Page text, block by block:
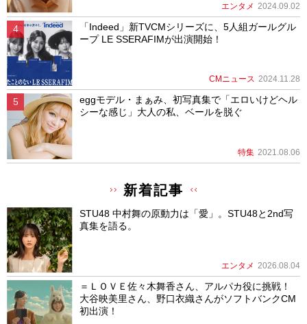
エンタメ 2024.09.02
「Indeed」新TVCMシリーズに、5人組ガールグル
ープ LE SSERAFIMが出演開始！
CMニュース 2024.11.28
eggモデル・まぁみ、初写真集で「エロいけどヘル
シーな感じ」大人の私、ベールを脱ぐ
特集 2021.08.06
新着記事
STU48 中村舞の原動力は「愛」。STU48と2nd写
真集を語る。
エンタメ 2026.08.04
＝ＬＯＶＥ佐々木舞香さん、アルパカ役に挑戦！
大谷映美里さん、野口衣織さんがソフトバンクCM
初出演！